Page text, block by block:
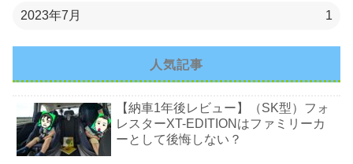
2023年7月 1
人気記事
【納車1年後レビュー】（SK型）フォ
レスターXT-EDITIONはファミリーカ
ーとして後悔しない？